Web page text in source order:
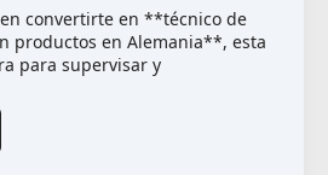
convertirte en **técnico de
productos en Alemania**, esta
para supervisar y